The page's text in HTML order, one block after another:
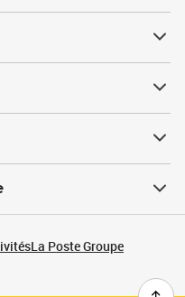
La Poste Groupe